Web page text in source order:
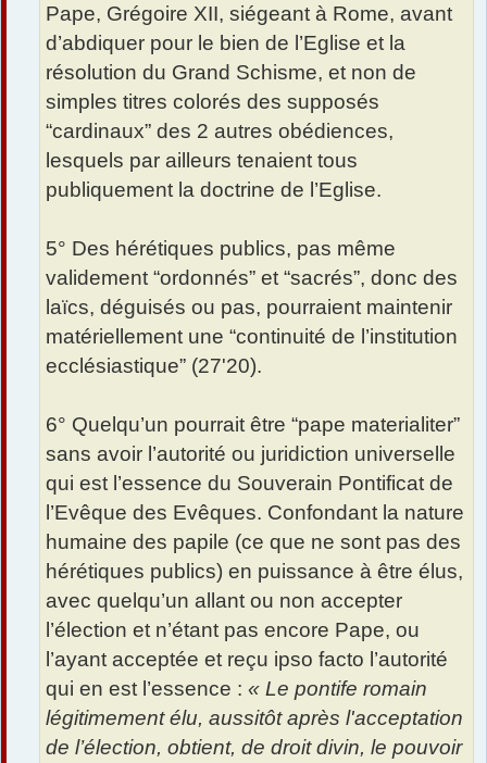
Pape, Grégoire XII, siégeant à Rome, avant
d’abdiquer pour le bien de l’Eglise et la
résolution du Grand Schisme, et non de
simples titres colorés des supposés
“cardinaux” des 2 autres obédiences,
lesquels par ailleurs tenaient tous
publiquement la doctrine de l’Eglise.
5° Des hérétiques publics, pas même
validement “ordonnés” et “sacrés”, donc des
laïcs, déguisés ou pas, pourraient maintenir
matériellement une “continuité de l’institution
ecclésiastique” (27'20).
6° Quelqu’un pourrait être “pape materialiter”
sans avoir l’autorité ou juridiction universelle
qui est l’essence du Souverain Pontificat de
l’Evêque des Evêques. Confondant la nature
humaine des papile (ce que ne sont pas des
hérétiques publics) en puissance à être élus,
avec quelqu’un allant ou non accepter
l’élection et n’étant pas encore Pape, ou
l’ayant acceptée et reçu ipso facto l’autorité
qui en est l’essence : « Le pontife romain
légitimement élu, aussitôt après l'acceptation
de l’élection, obtient, de droit divin, le pouvoir